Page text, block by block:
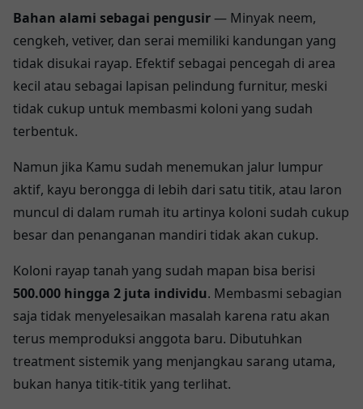
Bahan alami sebagai pengusir— Minyak neem,
cengkeh, vetiver, dan serai memiliki kandungan yang
tidak disukai rayap. Efektif sebagai pencegah di area
kecil atau sebagai lapisan pelindung furnitur, meski
tidak cukup untuk membasmi koloni yang sudah
terbentuk.
Namun jika Kamu sudah menemukan jalur lumpur
aktif, kayu berongga di lebih dari satu titik, atau laron
muncul di dalam rumah itu artinya koloni sudah cukup
besar dan penanganan mandiri tidak akan cukup.
Koloni rayap tanah yang sudah mapan bisa berisi
500.000 hingga 2 juta individu. Membasmi sebagian
saja tidak menyelesaikan masalah karena ratu akan
terus memproduksi anggota baru. Dibutuhkan
treatment sistemik yang menjangkau sarang utama,
bukan hanya titik-titik yang terlihat.